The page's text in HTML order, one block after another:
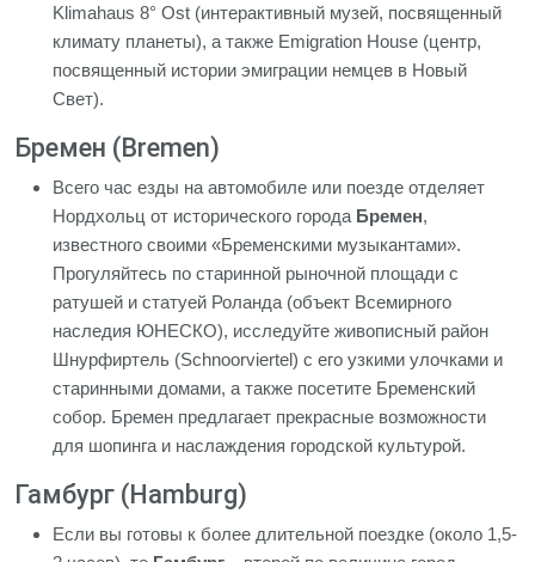
Klimahaus 8° Ost (интерактивный музей, посвященный
климату планеты), а также Emigration House (центр,
посвященный истории эмиграции немцев в Новый
Свет).
Бремен (Bremen)
Всего час езды на автомобиле или поезде отделяет
Нордхольц от исторического города Бремен,
известного своими «Бременскими музыкантами».
Прогуляйтесь по старинной рыночной площади с
ратушей и статуей Роланда (объект Всемирного
наследия ЮНЕСКО), исследуйте живописный район
Шнурфиртель (Schnoorviertel) с его узкими улочками и
старинными домами, а также посетите Бременский
собор. Бремен предлагает прекрасные возможности
для шопинга и наслаждения городской культурой.
Гамбург (Hamburg)
Если вы готовы к более длительной поездке (около 1,5-